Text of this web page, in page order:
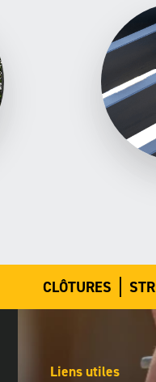
CLÔTURES
Liens utiles